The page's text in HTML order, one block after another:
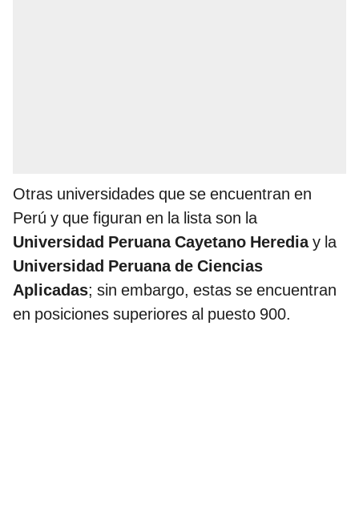
Otras universidades que se encuentran en
Perú y que figuran en la lista son la
Universidad Peruana Cayetano Herediay la
Universidad Peruana de Ciencias
Aplicadas; sin embargo, estas se encuentran
en posiciones superiores al puesto 900.